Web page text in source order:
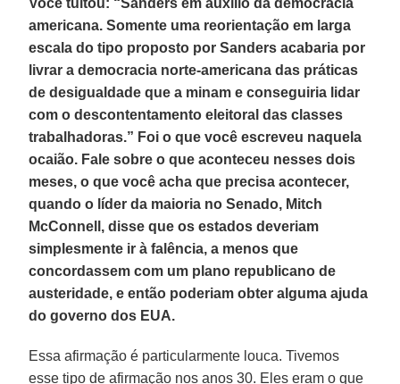
americana. Somente uma reorientação em larga
escala do tipo proposto por Sanders acabaria por
livrar a democracia norte-americana das práticas
de desigualdade que a minam e conseguiria lidar
com o descontentamento eleitoral das classes
trabalhadoras.” Foi o que você escreveu naquela
ocaião. Fale sobre o que aconteceu nesses dois
meses, o que você acha que precisa acontecer,
quando o líder da maioria no Senado, Mitch
McConnell, disse que os estados deveriam
simplesmente ir à falência, a menos que
concordassem com um plano republicano de
austeridade, e então poderiam obter alguma ajuda
do governo dos EUA.
Essa afirmação é particularmente louca. Tivemos
esse tipo de afirmação nos anos 30. Eles eram o que